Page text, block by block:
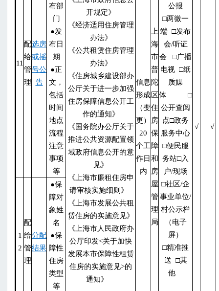
11
配
给
管
理
选房
或摇
号公
告
布部
门
●发
布日
期
●正
文，
包括
时间
地点
流程
注意
事项
等
开规定》
《经济适用住房管理
办法》
《公共租赁住房管理
办法》
《住房城乡建设部办
公厅关于进一步加强
住房保障信息公开工
作的通知》
《国务院办公厅关于
推进公共资源配置领
域政府信息公开的意
见》
《上海市廉租住房申
请审核实施细则》
《上海市发展公共租
赁住房的实施意见》
《上海市人民政府办
公厅印发<关于加快
发展本市保障性租赁
住房的实施意见>的
通知》
信息
形成
（变
更）
20
个工
作日
内
上
海
市
普
陀
区
住
房
保
障
和
房
屋
管
理
局
公报
□两微一
端 □发布
会/听证
会 □广播
电视 □纸
质媒
体 □
公开查阅
点□政务
服务中心
□便民服
务站□入
户/现场
□社区/企
事业单位/
村公示栏
（电子
屏）
□精准推
送 □其
他
√ √
1
2
配
给
管
理
分配
结果
●保
障对
象姓
名
●保
障性
住房
类型
等